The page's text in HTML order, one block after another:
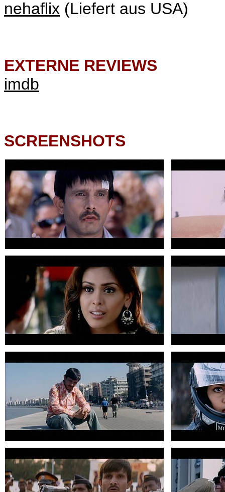
nehaflix (Liefert aus USA)
EXTERNE REVIEWS
imdb
SCREENSHOTS